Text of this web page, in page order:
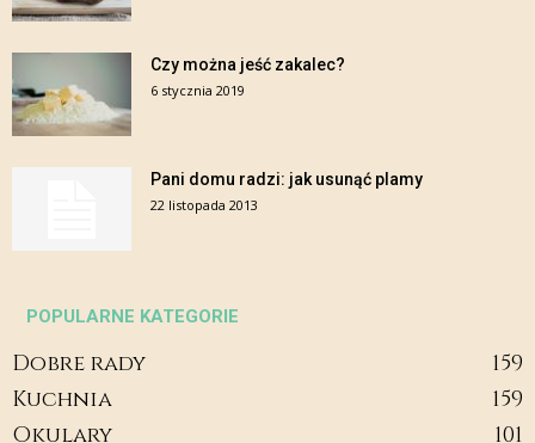
Czy można jeść zakalec?
6 stycznia 2019
Pani domu radzi: jak usunąć plamy
22 listopada 2013
POPULARNE KATEGORIE
Dobre rady
159
Kuchnia
159
Okulary
101